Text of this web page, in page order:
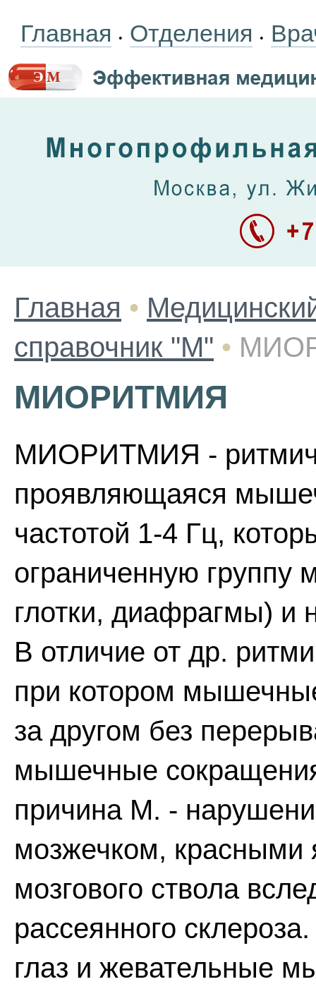
Главная • Отделения •
Главная •
справочник "М" •
МИОРИТМИЯ
МИОРИТМИЯ -
проявляющаяся
частотой 1-4 Гц,
ограниченную группу
глотки, диафрагмы) и
В отличие от др.
при котором
за другом без
мышечные
причина М. -
мозжечком,
мозгового ствола
рассеянного
глаз и жевательные